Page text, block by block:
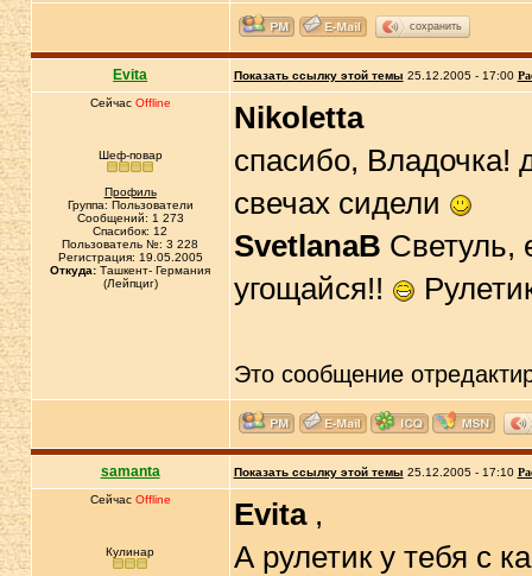
сохранить
Evita Показать ссылку этой темы 25.12.2005 - 17:00
Сейчас Offline
Шеф-повар
Профиль
Группа: Пользователи
Сообщений: 1 273
Спасибок: 12
Пользователь №: 3 228
Регистрация: 19.05.2005
Откуда: Ташкент- Германия
(Лейпциг)
Nikoletta
спасибо, Владочка!
свечах сидели
SvetlanaB Светуль,
угощайся!!
Это сообщение
samanta Показать ссылку этой темы 25.12.2005 - 17:10
Сейчас Offline
Кулинар
Evita ,
А рулетик у тебя с